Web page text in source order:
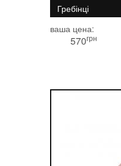
Гребінці
ваша цена:
570грн